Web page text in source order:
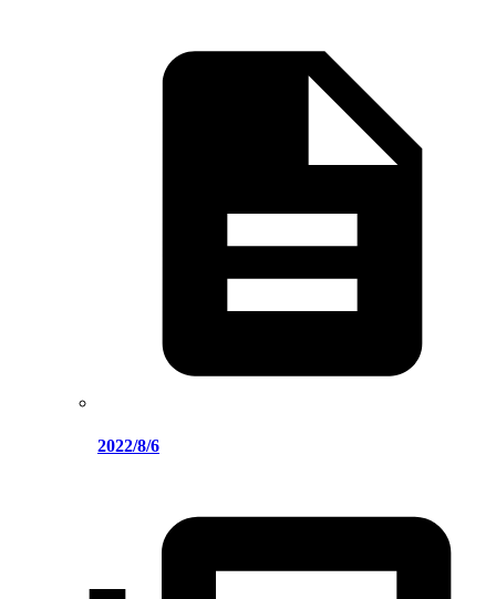
2022/8/6